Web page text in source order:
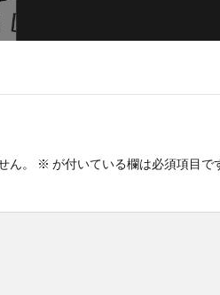
ん。 ※ が付いている欄は必須項目で